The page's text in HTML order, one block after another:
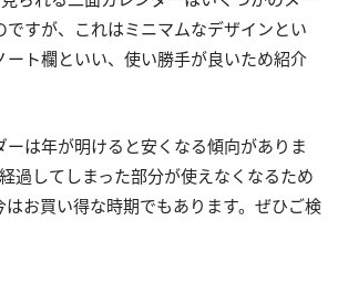
ですが、これはミニマムなデザインとい
ート欄といい、使い勝手が良いため紹介
ーは年が明けると安くなる傾向がありま
過してしまった部分が使えなくなるため
はお買い得な時期でもあります。ぜひご検